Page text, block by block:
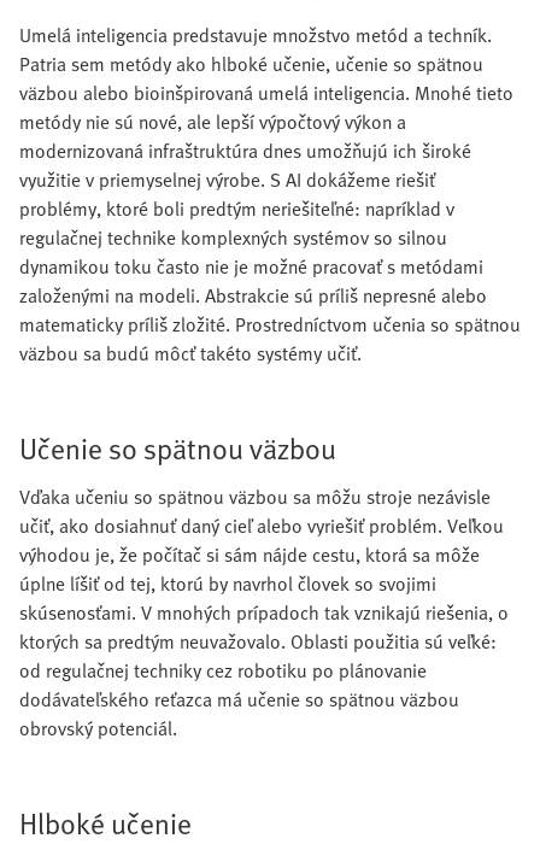
Umelá inteligencia predstavuje množstvo metód a techník.
Patria sem metódy ako hlboké učenie, učenie so spätnou
väzbou alebo bioinšpirovaná umelá inteligencia. Mnohé tieto
metódy nie sú nové, ale lepší výpočtový výkon a
modernizovaná infraštruktúra dnes umožňujú ich široké
využitie v priemyselnej výrobe. S AI dokážeme riešiť
problémy, ktoré boli predtým neriešiteľné: napríklad v
regulačnej technike komplexných systémov so silnou
dynamikou toku často nie je možné pracovať s metódami
založenými na modeli. Abstrakcie sú príliš nepresné alebo
matematicky príliš zložité. Prostredníctvom učenia so spätnou
väzbou sa budú môcť takéto systémy učiť.
Učenie so spätnou väzbou
Vďaka učeniu so spätnou väzbou sa môžu stroje nezávisle
učiť, ako dosiahnuť daný cieľ alebo vyriešiť problém. Veľkou
výhodou je, že počítač si sám nájde cestu, ktorá sa môže
úplne líšiť od tej, ktorú by navrhol človek so svojimi
skúsenosťami. V mnohých prípadoch tak vznikajú riešenia, o
ktorých sa predtým neuvažovalo. Oblasti použitia sú veľké:
od regulačnej techniky cez robotiku po plánovanie
dodávateľského reťazca má učenie so spätnou väzbou
obrovský potenciál.
Hlboké učenie